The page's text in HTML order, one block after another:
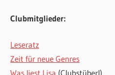
Clubmitglieder:
Leseratz
Zeit für neue Genres
Was liest Lisa (Clubstüberl)